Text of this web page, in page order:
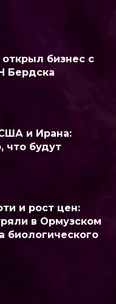
бизнес с
Бердска
и Ирана:
что будут
и рост цен:
в Ормузском
биологического